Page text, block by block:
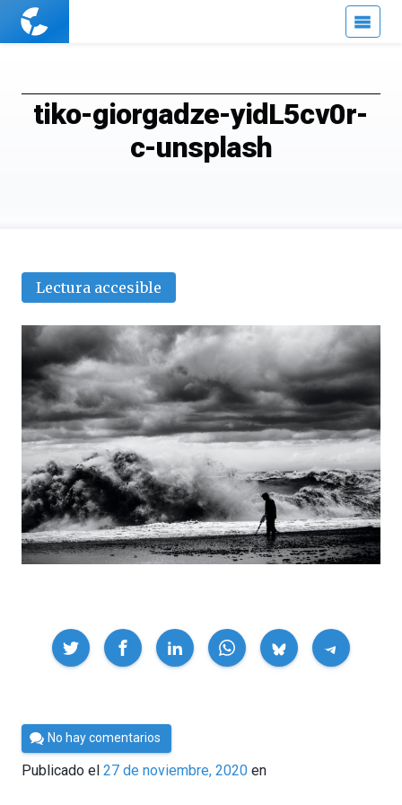
Cuaderno
tiko-giorgadze-yidL5cv0r-
c-unsplash
Lectura accesible
Compartir
Por
César
Tomé
No hay comentarios
Publicado el 27 de noviembre, 2020 en